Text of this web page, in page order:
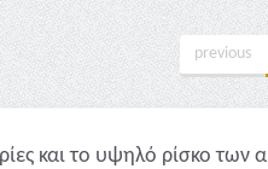
previous
και το υψηλό ρίσκο των